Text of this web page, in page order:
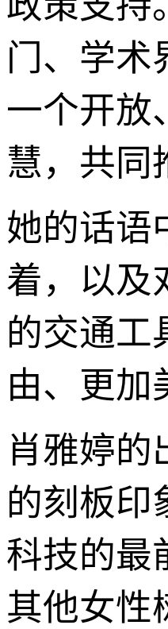
门、学术
一个开放
慧，共同
她的话语
着，以及
的交通工
由、更加
肖雅婷的
的刻板印
科技的最
其他女性